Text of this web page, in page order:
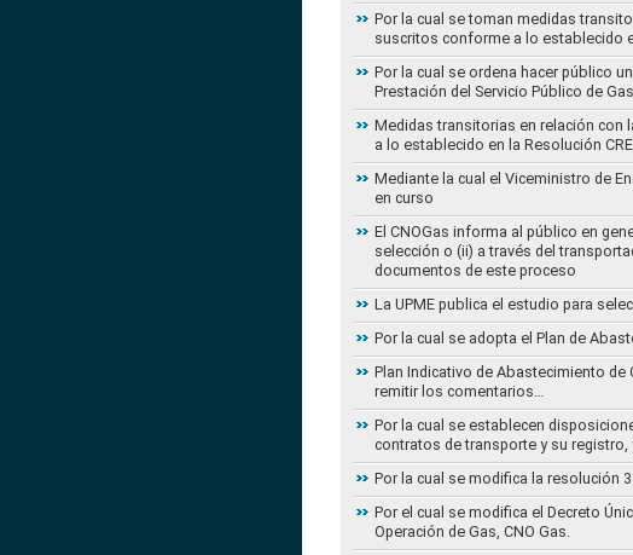
Por la cual se toman medidas
suscritos conforme a lo establecido
Por la cual se ordena hacer público
Prestación del Servicio Público de
Medidas transitorias en relación con
a lo establecido en la Resolución
Mediante la cual el Viceministro de
en curso
El CNOGas informa al público en
selección o (ii) a través del
documentos de este proceso
La UPME publica el estudio para
Por la cual se adopta el Plan de
Plan Indicativo de Abastecimiento de
remitir los comentarios…
Por la cual se establecen
contratos de transporte y su
Por la cual se modifica la resolución
Por el cual se modifica el Decreto
Operación de Gas, CNO Gas.